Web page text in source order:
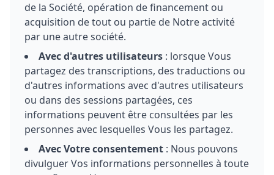
de la Société, opération de financement ou
acquisition de tout ou partie de Notre activité
par une autre société.
Avec d'autres utilisateurs : lorsque Vous
partagez des transcriptions, des traductions ou
d'autres informations avec d'autres utilisateurs
ou dans des sessions partagées, ces
informations peuvent être consultées par les
personnes avec lesquelles Vous les partagez.
Avec Votre consentement : Nous pouvons
divulguer Vos informations personnelles à toute